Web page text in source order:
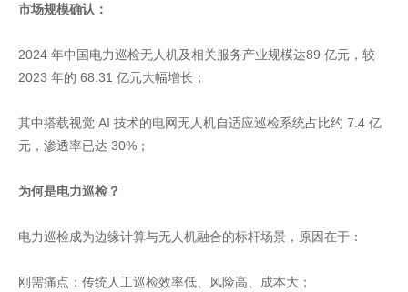
市场规模确认：
2024 年中国电力巡检无人机及相关服务产业规模达89 亿元，较
2023 年的 68.31 亿元大幅增长；
其中搭载视觉 AI 技术的电网无人机自适应巡检系统占比约 7.4 亿
元，渗透率已达 30%；
为何是电力巡检？
电力巡检成为边缘计算与无人机融合的标杆场景，原因在于：
刚需痛点：传统人工巡检效率低、风险高、成本大；